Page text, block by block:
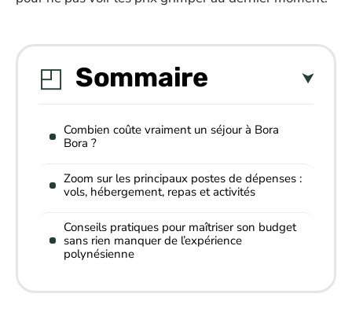
Sommaire
Combien coûte vraiment un séjour à Bora
Bora ?
Zoom sur les principaux postes de dépenses :
vols, hébergement, repas et activités
Conseils pratiques pour maîtriser son budget
sans rien manquer de l’expérience
polynésienne